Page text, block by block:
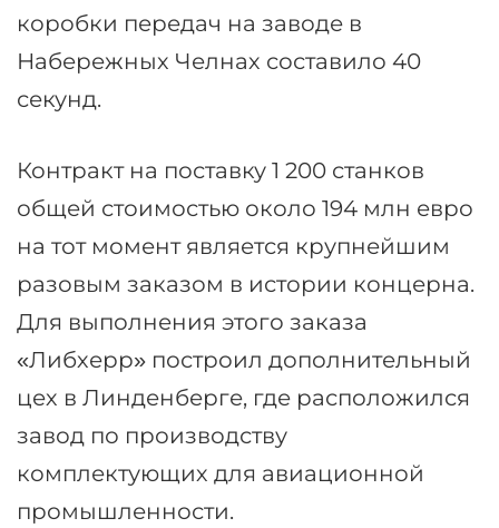
коробки передач на заводе в
Набережных Челнах составило 40
секунд.
Контракт на поставку 1 200 станков
общей стоимостью около 194 млн евро
на тот момент является крупнейшим
разовым заказом в истории концерна.
Для выполнения этого заказа
«Либхерр» построил дополнительный
цех в Линденберге, где расположился
завод по производству
комплектующих для авиационной
промышленности.